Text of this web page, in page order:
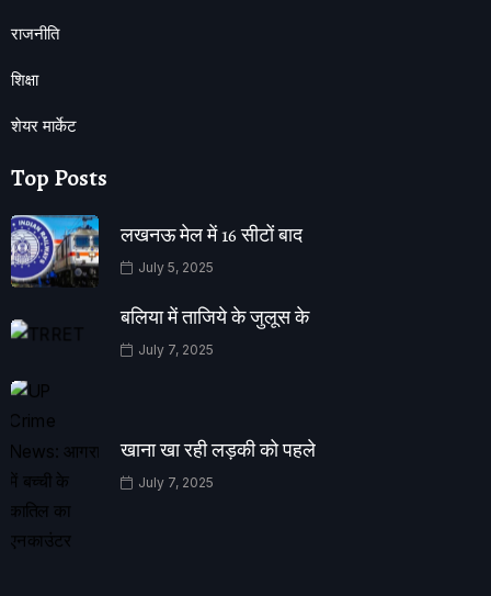
राजनीति
शिक्षा
शेयर मार्केट
Top Posts
लखनऊ मेल में 16 सीटों बाद
July 5, 2025
बलिया में ताजिये के जुलूस के
July 7, 2025
खाना खा रही लड़की को पहले
July 7, 2025